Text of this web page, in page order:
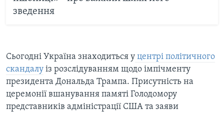
зведення
Сьогодні Україна знаходиться у центрі політичного
скандалу із розслідуванням щодо імпічменту
президента Дональда Трампа. Присутність на
церемонії вшанування памяті Голодомору
представників адміністрації США та заяви